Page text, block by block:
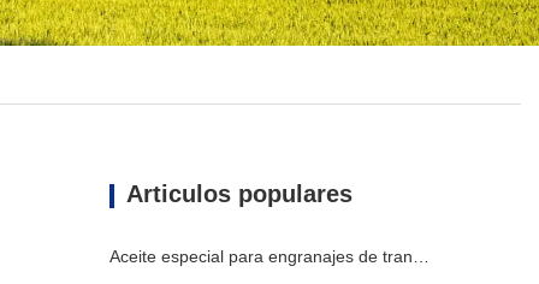
Articulos populares